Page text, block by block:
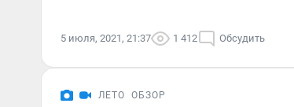
5 июля, 2021, 21:37 1 412 Обсудить
ЛЕТО ОБЗОР